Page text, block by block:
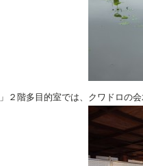
２階多目的室では、クワドロの